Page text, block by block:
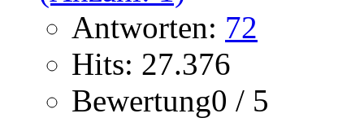
Antworten: 72
Hits: 27.376
Bewertung0 / 5